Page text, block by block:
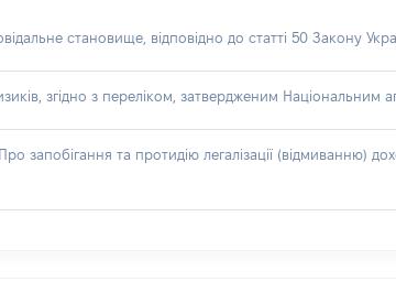
становище, відповідно до статті 50 Закону
згідно з переліком, затвердженим Національним
запобігання та протидію легалізації